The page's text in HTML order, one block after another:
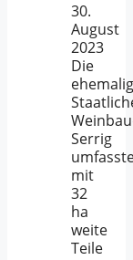
30.
August
2023
Die
Serrig
mit
32
ha
weite
Teile